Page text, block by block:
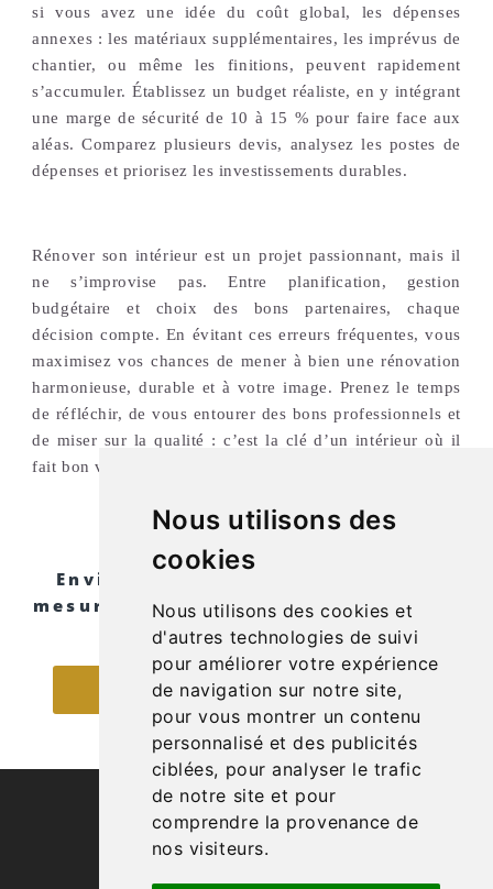
Nous utilisons des
cookies
Nous utilisons des cookies et
d'autres technologies de suivi
pour améliorer votre expérience
de navigation sur notre site,
pour vous montrer un contenu
personnalisé et des publicités
ciblées, pour analyser le trafic
de notre site et pour
comprendre la provenance de
nos visiteurs.
si vous avez une idée du coût global, les dépenses
annexes : les matériaux supplémentaires, les imprévus de
chantier, ou même les finitions, peuvent rapidement
s’accumuler. Établissez un budget réaliste, en y intégrant
une marge de sécurité de 10 à 15 % pour faire face aux
aléas. Comparez plusieurs devis, analysez les postes de
dépenses et priorisez les investissements durables.
Rénover son intérieur est un projet passionnant, mais il
ne s’improvise pas. Entre planification, gestion
budgétaire et choix des bons partenaires, chaque
décision compte. En évitant ces erreurs fréquentes, vous
maximisez vos chances de mener à bien une rénovation
harmonieuse, durable et à votre image. Prenez le temps
de réfléchir, de vous entourer des bons professionnels et
de miser sur la qualité : c’est la clé d’un intérieur où il
fait bon vivre.
Envie d’un accompagnement sur
mesure pour la rénovation de votre
intérieur ?
PARLONS DE VOTRE PROJET